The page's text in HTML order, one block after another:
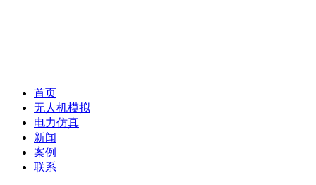
首页
无人机模拟
电力仿真
新闻
案例
联系